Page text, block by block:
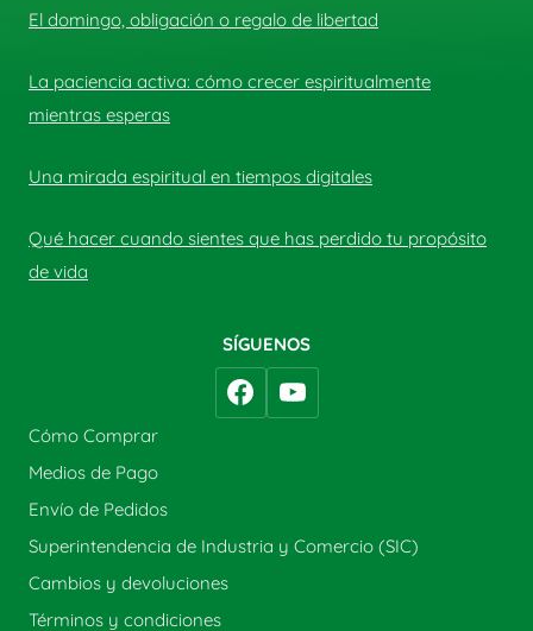
El domingo, obligación o regalo de libertad
La paciencia activa: cómo crecer espiritualmente
mientras esperas
Una mirada espiritual en tiempos digitales
Qué hacer cuando sientes que has perdido tu propósito
de vida
SÍGUENOS
Cómo Comprar
Medios de Pago
Envío de Pedidos
Superintendencia de Industria y Comercio (SIC)
Cambios y devoluciones
Términos y condiciones